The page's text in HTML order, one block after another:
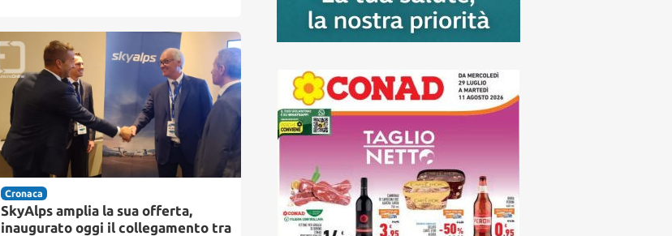
Cronaca
SkyAlps amplia la sua offerta,
inaugurato oggi il collegamento tra